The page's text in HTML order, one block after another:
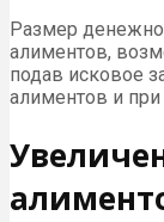
Размер
алиментов,
подав исковое
алиментов и при